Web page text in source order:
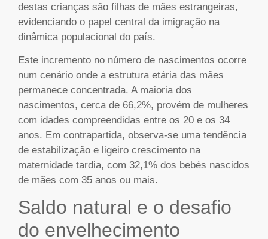
destas crianças são filhas de mães estrangeiras,
evidenciando o papel central da imigração na
dinâmica populacional do país.
Este incremento no número de nascimentos ocorre
num cenário onde a estrutura etária das mães
permanece concentrada. A maioria dos
nascimentos, cerca de 66,2%, provém de mulheres
com idades compreendidas entre os 20 e os 34
anos. Em contrapartida, observa-se uma tendência
de estabilização e ligeiro crescimento na
maternidade tardia, com 32,1% dos bebés nascidos
de mães com 35 anos ou mais.
Saldo natural e o desafio
do envelhecimento